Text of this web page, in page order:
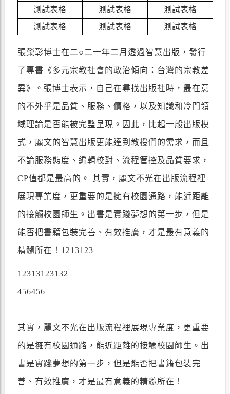
測試表格
測試表格
測試表格
測試表格
測試表格 測試表格
張榮彰博士在二○二一年二月透過智慧出版，發行
了專書《多元宗教社會的政治傾向：台灣的宗教差
異》。張博士表示，自己在尋找出版社時，最在意
的不外乎是品質、服務、價格，以及知識和冷門領
域理論是否能被完整呈現。因此，比起一般出版模
式，麗文的智慧出版更能達到教授們的需求，而且
不論服務態度、編輯校對、流程管控及品質要求，
CP值都是最高的。 其實，麗文不光在出版流程裡
展現專業度，更重要的是擁有校園通路，能近距離
的接觸校園師生。出書是實踐夢想的第一步，但是
能否把書籍包裝完善、有效推廣，才是最有意義的
精髓所在！1213123
12313123132
456456
其實，麗文不光在出版流程裡展現專業度，更重要
的是擁有校園通路，能近距離的接觸校園師生。出
書是實踐夢想的第一步，但是能否把書籍包裝完
善、有效推廣，才是最有意義的精髓所在！